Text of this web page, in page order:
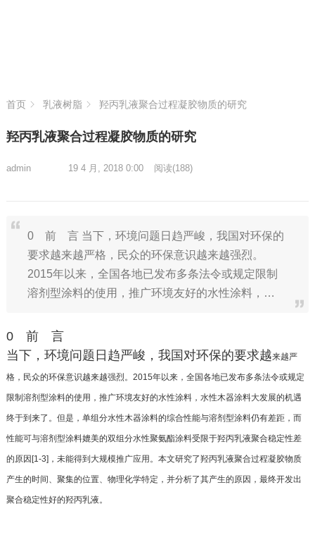
首页 乳液树脂 羟丙乳液聚合过程凝胶物质的研究
羟丙乳液聚合过程凝胶物质的研究
admin 19 4 月, 2018 0:00 阅读(188)
0 前 言 当下，环境问题日趋严峻，我国对环保的
要求越来越严格，民众的环保意识越来越强烈。
2015年以来，全国各地已发布多条法令或规定限制
溶剂型涂料的使用，推广环境友好的水性涂料，…
0 前 言
当下，环境问题日趋严峻，我国对环保的要求越来越严
格，民众的环保意识越来越强烈。2015年以来，全国各地已发布多条法令或规定
限制溶剂型涂料的使用，推广环境友好的水性涂料，水性木器涂料大发展的机遇
终于到来了。但是，单组分水性木器涂料的综合性能与溶剂型涂料仍有差距，而
性能可与溶剂型涂料媲美的双组分水性聚氨酯涂料受限于羟丙乳液聚合稳定性差
的原因[1-3]，未能得到大规模推广应用。本文研究了羟丙乳液聚合过程凝胶物质
产生的时间、聚集的位置、物理化学特定，并分析了其产生的原因，最终开发出
聚合稳定性好的羟丙乳液。